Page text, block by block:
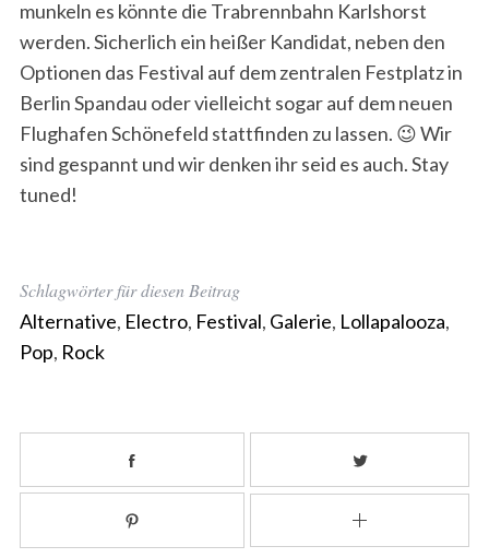
munkeln es könnte die Trabrennbahn Karlshorst
werden. Sicherlich ein heißer Kandidat, neben den
Optionen das Festival auf dem zentralen Festplatz in
Berlin Spandau oder vielleicht sogar auf dem neuen
Flughafen Schönefeld stattfinden zu lassen. 😉 Wir
sind gespannt und wir denken ihr seid es auch. Stay
tuned!
Schlagwörter für diesen Beitrag
Alternative, Electro, Festival, Galerie, Lollapalooza,
Pop, Rock